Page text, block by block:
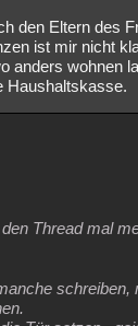
den Eltern des
ist mir nicht
anders wohnen
Haushaltskasse.
Thread mal
schreiben,